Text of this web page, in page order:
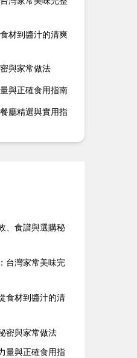
材到醬汁的清爽
與家常做法
與正確食用指南
廳精選與實用指
、食譜與選購秘
台灣家常美味完
食材到醬汁的清
密與家常做法
量與正確食用指